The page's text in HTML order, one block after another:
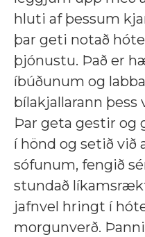
hluti af þessum
þar geti notað
þjónustu. Það er
íbúðunum og
bílakjallarann þess
Þar geta gestir og
í hönd og setið við
sófunum, fengið
stundað
jafnvel hringt í
morgunverð.